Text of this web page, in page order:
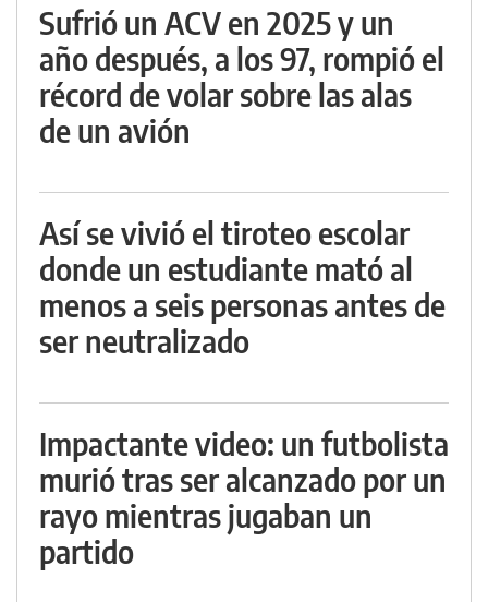
Sufrió un ACV en 2025 y un
año después, a los 97, rompió el
récord de volar sobre las alas
de un avión
Así se vivió el tiroteo escolar
donde un estudiante mató al
menos a seis personas antes de
ser neutralizado
Impactante video: un futbolista
murió tras ser alcanzado por un
rayo mientras jugaban un
partido